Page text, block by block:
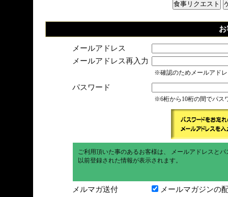
メールアドレス
メールアドレス再入力
※確認のためメールアド
パスワード
※6桁から10桁の間でパス
ご利用頂いた事のあるお客様は、 メールアドレスと
以前登録された情報が表示されます。
メルマガ送付 メールマガジンの